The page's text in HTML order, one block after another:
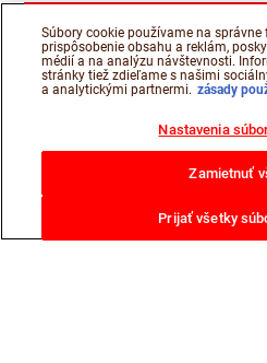
Súbory cookie používame na
prispôsobenie obsahu a reklám,
médií a na analýzu návštevnosti.
stránky tiež zdieľame s našimi
a analytickými partnermi. zásady
Nastavenia
Zamietnuť
Prijať všetky